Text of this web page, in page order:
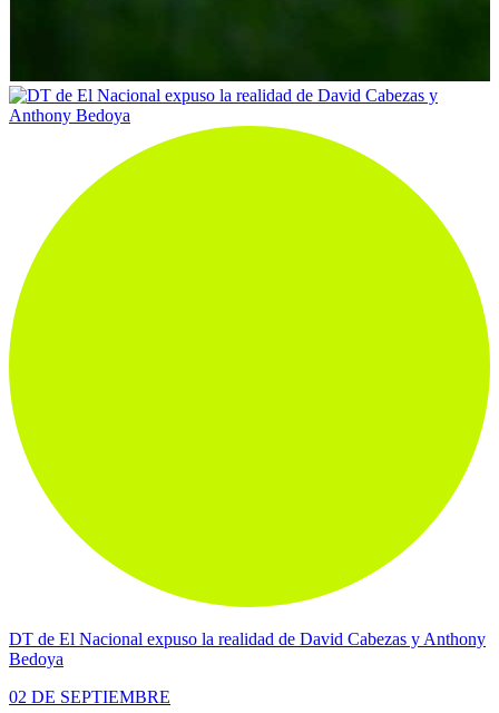
DT de El Nacional expuso la realidad de David Cabezas y Anthony
Bedoya
02 DE SEPTIEMBRE